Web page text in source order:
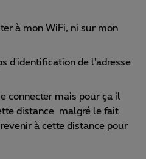
à mon WiFi, ni sur mon
d'identification de l'adresse
connecter mais pour ça il
distance malgré le fait
à cette distance pour